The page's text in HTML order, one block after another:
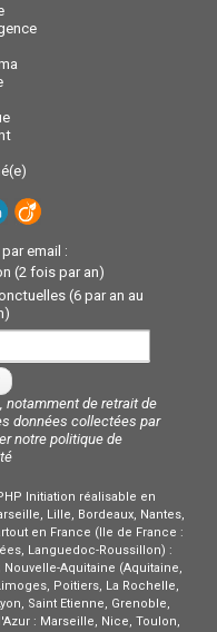
email :
(2 fois par an)
(6 par an au
notamment de retrait de
données collectées par
notrepolitique de
Initiation réalisable en
Lille, Bordeaux, Nantes,
en France (Ile de France :
Languedoc-Roussillon) :
Aquitaine (Aquitaine,
Poitiers, La Rochelle,
Saint Etienne, Grenoble,
: Marseille, Nice, Toulon,